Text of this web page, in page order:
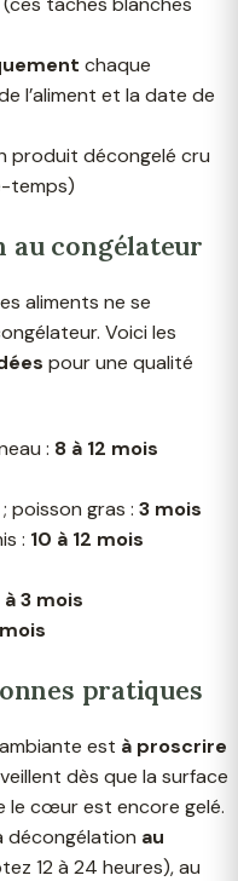
chaque
l’aliment et la date de
produit décongelé cru
temps)
au congélateur
aliments ne se
Voici les
pour une qualité
: 8 à 12 mois
; poisson gras : 3 mois
: 10 à 12 mois
à 3 mois
pratiques
est à proscrire
dès que la surface
le cœur est encore gelé.
décongélation au
12 à 24 heures), au